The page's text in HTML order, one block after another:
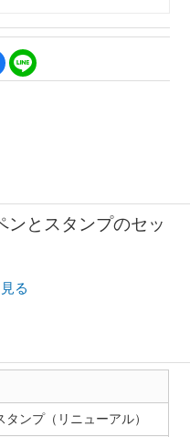
ンとスタンプのセッ
る
ンプ（リニューアル）